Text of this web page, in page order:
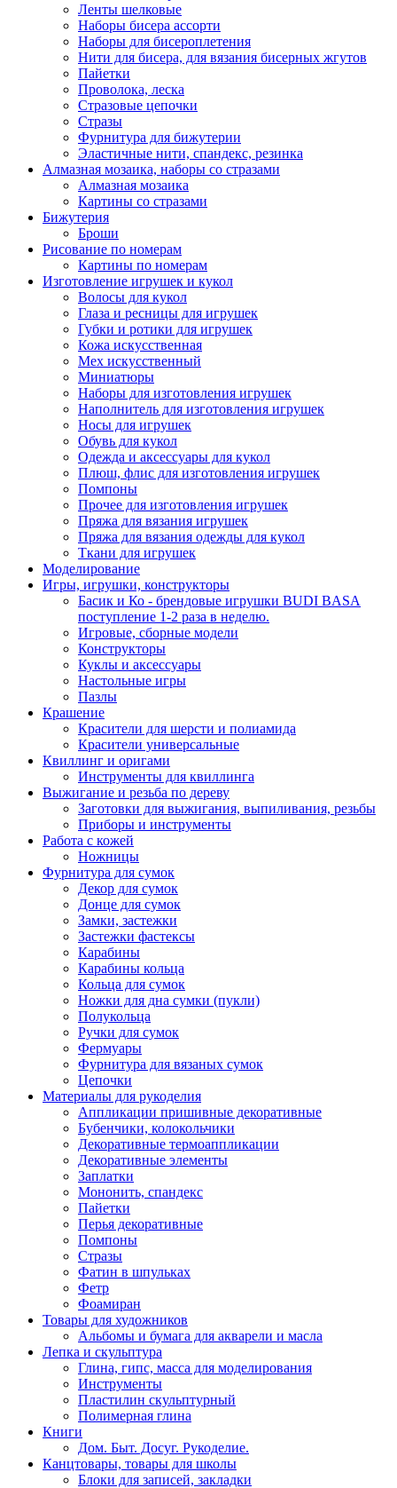
Ленты шелковые
Наборы бисера ассорти
Наборы для бисероплетения
Нити для бисера, для вязания бисерных жгутов
Пайетки
Проволока, леска
Стразовые цепочки
Стразы
Фурнитура для бижутерии
Эластичные нити, спандекс, резинка
Алмазная мозаика, наборы со стразами
Алмазная мозаика
Картины co стразами
Бижутерия
Броши
Рисование по номерам
Картины по номерам
Изготовление игрушек и кукол
Волосы для кукол
Глаза и ресницы для игрушек
Губки и ротики для игрушек
Кожа искусственная
Мех искусственный
Миниатюры
Наборы для изготовления игрушек
Наполнитель для изготовления игрушек
Носы для игрушек
Обувь для кукол
Одежда и аксессуары для кукол
Плюш, флис для изготовления игрушек
Помпоны
Прочее для изготовления игрушек
Пряжа для вязания игрушек
Пряжа для вязания одежды для кукол
Ткани для игрушек
Моделирование
Игры, игрушки, конструкторы
Басик и Ко - брендовые игрушки BUDI BASA
поступление 1-2 раза в неделю.
Игровые, сборные модели
Конструкторы
Куклы и аксессуары
Настольные игры
Пазлы
Крашение
Красители для шерсти и полиамида
Красители универсальные
Квиллинг и оригами
Инструменты для квиллинга
Выжигание и резьба по дереву
Заготовки для выжигания, выпиливания, резьбы
Приборы и инструменты
Работа с кожей
Ножницы
Фурнитура для сумок
Декор для сумок
Донце для сумок
Замки, застежки
Застежки фастексы
Карабины
Карабины кольца
Кольца для сумок
Ножки для дна сумки (пукли)
Полукольца
Ручки для сумок
Фермуары
Фурнитура для вязаных сумок
Цепочки
Материалы для рукоделия
Аппликации пришивные декоративные
Бубенчики, колокольчики
Декоративные термоаппликации
Декоративные элементы
Заплатки
Мононить, спандекс
Пайетки
Перья декоративные
Помпоны
Стразы
Фатин в шпульках
Фетр
Фоамиран
Товары для художников
Альбомы и бумага для акварели и масла
Лепка и скульптура
Глина, гипс, масса для моделирования
Инструменты
Пластилин скульптурный
Полимерная глина
Книги
Дом. Быт. Досуг. Рукоделие.
Канцтовары, товары для школы
Блоки для записей, закладки